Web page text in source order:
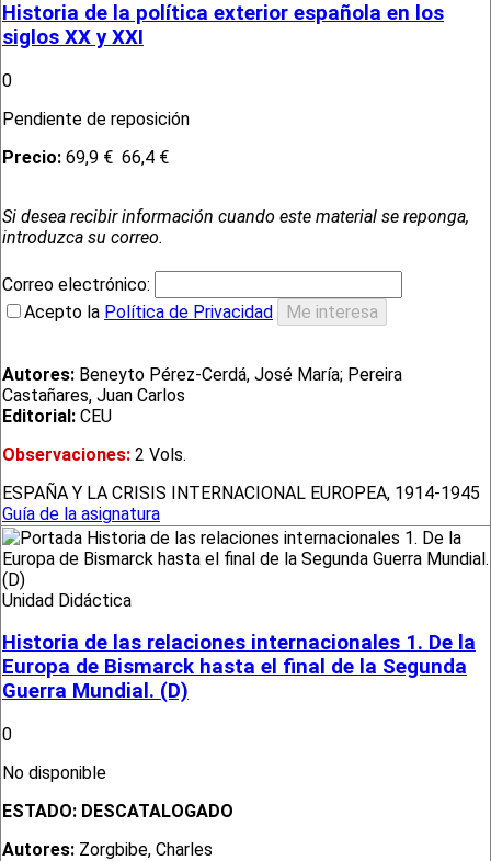
Historia de la política exterior española en los
siglos XX y XXI
0
Pendiente de reposición
Precio: 69,9 € 66,4 €
Si desea recibir información cuando este material se reponga,
introduzca su correo.
Correo electrónico:
Acepto la Política de Privacidad
Autores: Beneyto Pérez-Cerdá, José María; Pereira
Castañares, Juan Carlos
Editorial: CEU
Observaciones: 2 Vols.
ESPAÑA Y LA CRISIS INTERNACIONAL EUROPEA, 1914-1945
Guía de la asignatura
Unidad Didáctica
Historia de las relaciones internacionales 1. De la
Europa de Bismarck hasta el final de la Segunda
Guerra Mundial. (D)
0
No disponible
ESTADO: DESCATALOGADO
Autores: Zorgbibe, Charles